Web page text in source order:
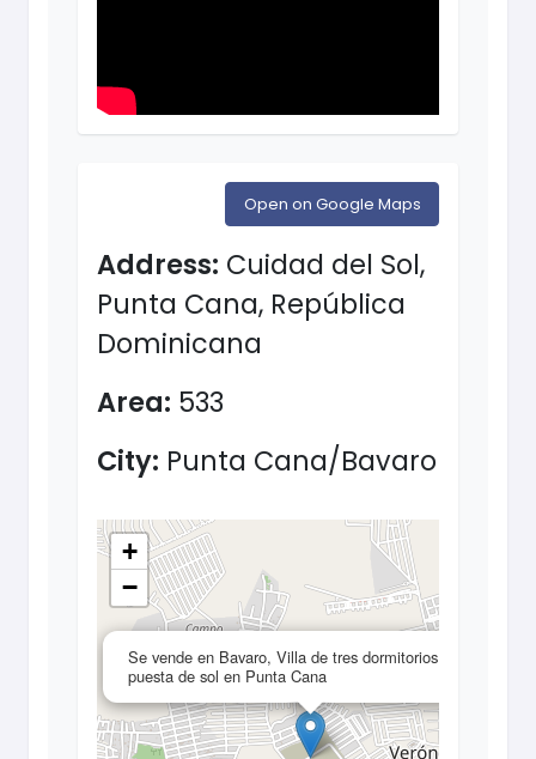
Open on Google Maps
Address: Cuidad del Sol,
Punta Cana, República
Dominicana
Area: 533
City: Punta Cana/Bavaro
Se vende en Bavaro, Villa de tres dormitorios con
puesta de sol en Punta Cana
+
−